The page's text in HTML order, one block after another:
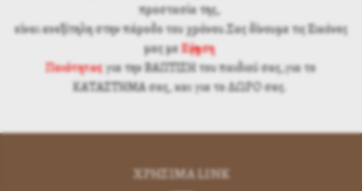
προστασία της,
είναι ανεξίτηλη στην πάροδο του χρόνου.Σας δίνουμε τις Εικόνες
μας μεΕγγύηση
Ποιότηταςγια την ΒΑΠΤΙΣΗ του παιδιού σας,για το
ΚΑΤΑΣΤΗΜΑ σας, και για το ΔΩΡΟ σας.
ΧΡΗΣΙΜA LINK